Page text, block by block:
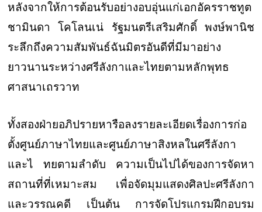
หลังจากให้การต้อนรับอย่างอบอุ่นแก่เอกอัครราชทูต
ชามินดา โคโลนเน่ รัฐมนตรีเสริมศักดิ์ พงษ์พานิช
ระลึกถึงความสัมพันธ์ฉันมิตรอันดีที่มีมาอย่าง
ยาวนานระหว่างศรีลังกาและไทยตามหลักพุทธ
ศาสนาเถรวาท
ทั้งสองฝ่ายอภิปรายหารือลงรายละเอียดเรื่องการก่อ
ตั้งศูนย์ภาษาไทยและศูนย์ภาษาสิงหลในศรีลังกา
และไ ทยตามลำดับ ความเป็นไปได้ของการจัดหา
สถานที่ที่เหมาะสม เพื่อจัดมุมแสดงศิลปะศรีลังกา
และวรรณคดี เป็นต้น การจัดโปรแกรมฝึกอบรม